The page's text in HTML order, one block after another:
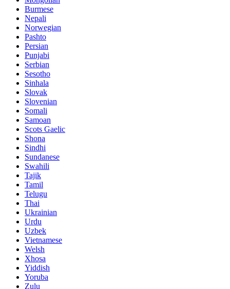
Burmese
Nepali
Norwegian
Pashto
Persian
Punjabi
Serbian
Sesotho
Sinhala
Slovak
Slovenian
Somali
Samoan
Scots Gaelic
Shona
Sindhi
Sundanese
Swahili
Tajik
Tamil
Telugu
Thai
Ukrainian
Urdu
Uzbek
Vietnamese
Welsh
Xhosa
Yiddish
Yoruba
Zulu